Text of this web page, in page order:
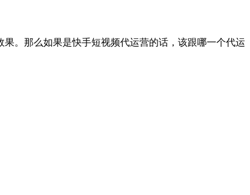
。那么如果是快手短视频代运营的话，该跟哪一个代运